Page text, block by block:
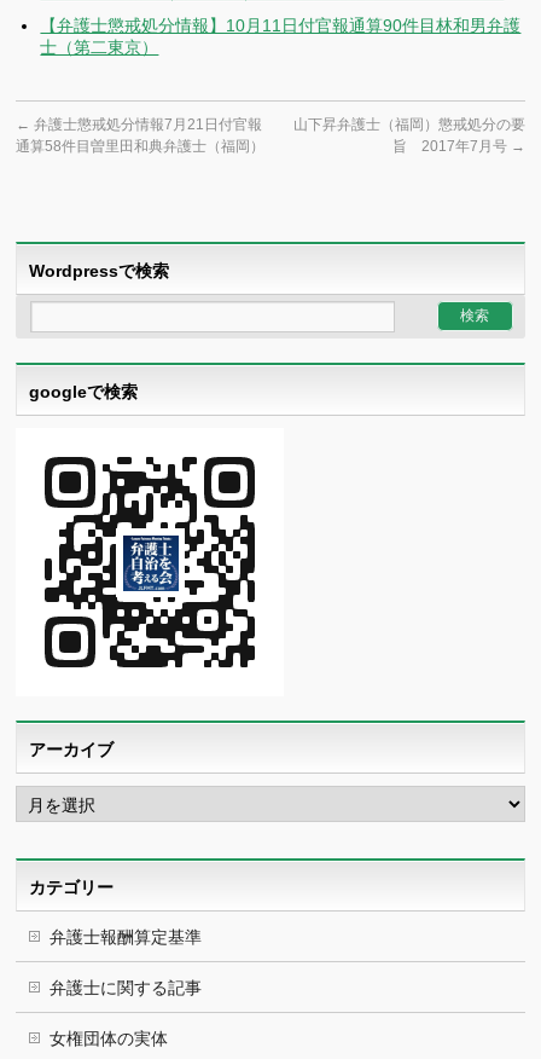
【弁護士懲戒処分情報】10月11日付官報通算90件目林和男弁護
士（第二東京）
← 弁護士懲戒処分情報7月21日付官報
通算58件目曽里田和典弁護士（福岡）
山下昇弁護士（福岡）懲戒処分の要
旨 2017年7月号 →
Wordpressで検索
googleで検索
アーカイブ
ア
ー
カ
カテゴリー
弁護士報酬算定基準
弁護士に関する記事
女権団体の実体